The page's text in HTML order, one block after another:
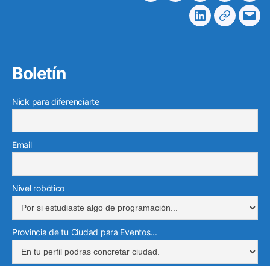
LinkedinTelegram
Boletín
Nick para diferenciarte
Email
Nivel robótico
Provincia de tu Ciudad para Eventos...